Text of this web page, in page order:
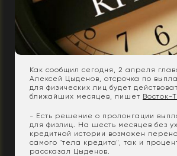
Как сообщил сегодня, 2 апреля
Алексей Цыденов, отсрочка по
для физических лиц будет
ближайших месяцев, пишет Восток-
- Есть решение о пролонгации
для физлиц. На шесть месяцев без
кредитной истории возможен
самого "тела кредита", так и
рассказал Цыденов.